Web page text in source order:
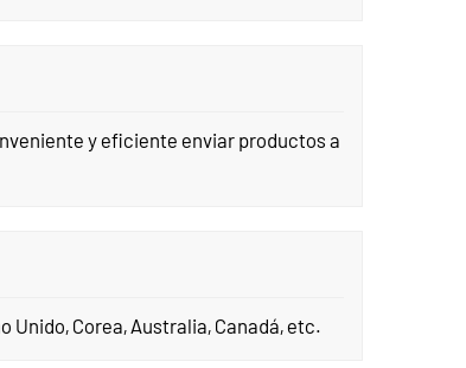
y eficiente enviar productos a
Unido, Corea, Australia, Canadá, etc.